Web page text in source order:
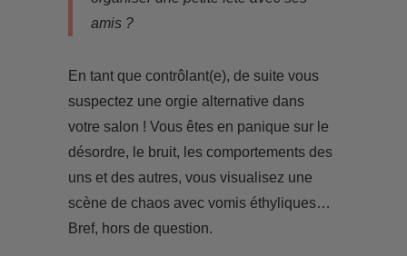
amis ?
En tant que contrôlant(e), de suite vous
suspectez une orgie alternative dans
votre salon ! Vous êtes en panique sur le
désordre, le bruit, les comportements des
uns et des autres, vous visualisez une
scène de chaos avec vomis éthyliques…
Bref, hors de question.